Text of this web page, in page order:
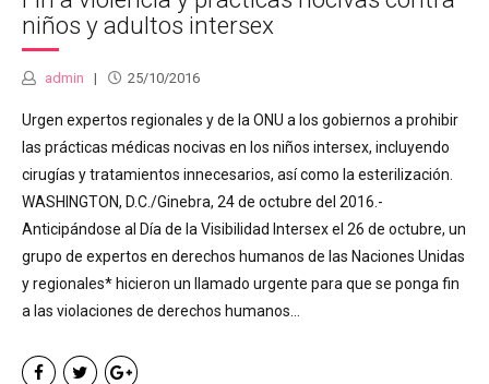
niños y adultos intersex
admin 25/10/2016
Urgen expertos regionales y de la ONU a los gobiernos a prohibir
las prácticas médicas nocivas en los niños intersex, incluyendo
cirugías y tratamientos innecesarios, así como la esterilización.
WASHINGTON, D.C./Ginebra, 24 de octubre del 2016.-
Anticipándose al Día de la Visibilidad Intersex el 26 de octubre, un
grupo de expertos en derechos humanos de las Naciones Unidas
y regionales* hicieron un llamado urgente para que se ponga fin
a las violaciones de derechos humanos...